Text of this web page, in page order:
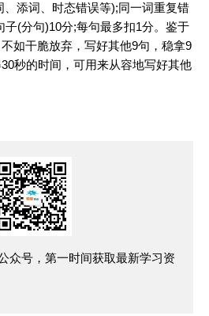
添词、时态错误等);同一词重复错
子(分句)10分;每句最多扣1分。鉴于
如干脆放弃，写好其他9句，稳拿9
秒的时间，可用来从容地写好其他
众号，第一时间获取最新学习资